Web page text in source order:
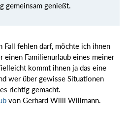
gemeinsam genießt.
fehlen darf, möchte ich ihnen
einen Familienurlaub eines meiner
kommt ihnen ja das eine
wer über gewisse Situationen
richtig gemacht.
von Gerhard Willi Willmann.